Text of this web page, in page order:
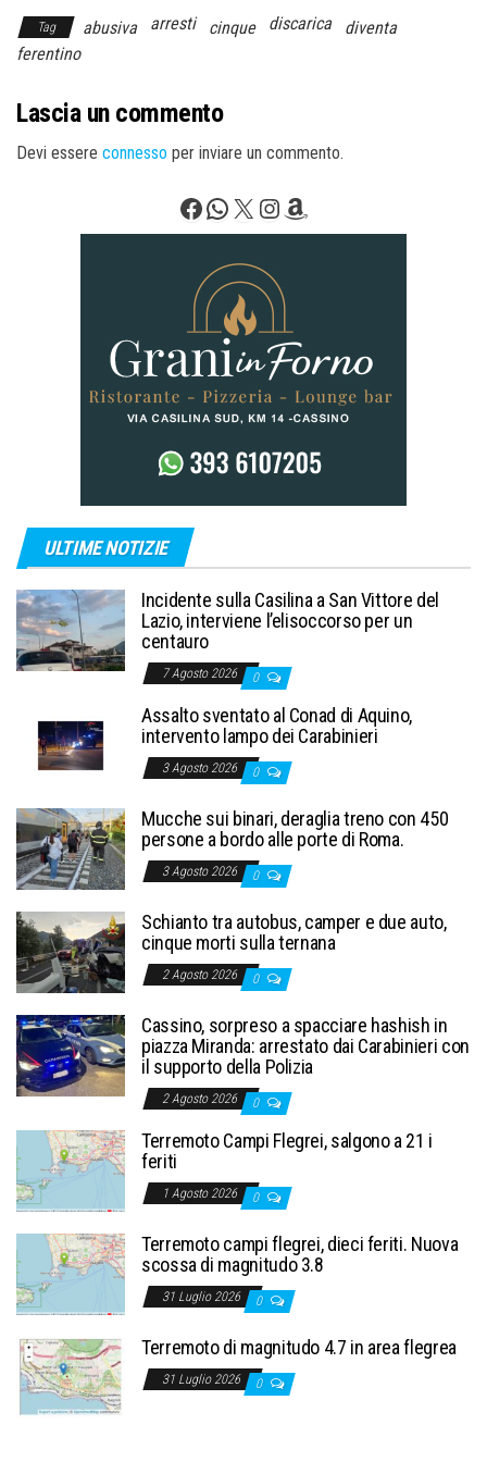
Tag abusiva arresti cinque discarica
diventa
ferentino
Lascia un commento
Devi essere connesso per inviare un commento.
Facebook
WhatsApp
X Instagram
Amazon
ULTIME NOTIZIE
Incidente sulla Casilina a San Vittore del
Lazio, interviene l’elisoccorso per un
centauro
7 Agosto 2026 0
Assalto sventato al Conad di Aquino,
intervento lampo dei Carabinieri
3 Agosto 2026 0
Mucche sui binari, deraglia treno con 450
persone a bordo alle porte di Roma.
3 Agosto 2026 0
Schianto tra autobus, camper e due auto,
cinque morti sulla ternana
2 Agosto 2026 0
Cassino, sorpreso a spacciare hashish in
piazza Miranda: arrestato dai Carabinieri con
il supporto della Polizia
2 Agosto 2026 0
Terremoto Campi Flegrei, salgono a 21 i
feriti
1 Agosto 2026 0
Terremoto campi flegrei, dieci feriti. Nuova
scossa di magnitudo 3.8
31 Luglio 2026 0
Terremoto di magnitudo 4.7 in area flegrea
31 Luglio 2026 0